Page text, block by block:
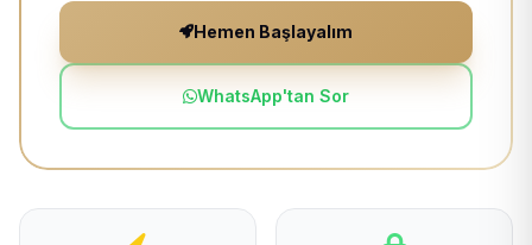
Hemen Başlayalım
WhatsApp'tan Sor